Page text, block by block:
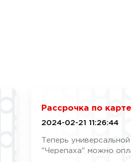
Рассрочка по
2024-02-21 11:26:44
Теперь
"Черепаха" можно